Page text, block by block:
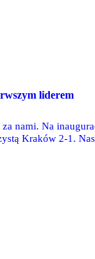
liderem
nami. Na
Kraków 2-1.